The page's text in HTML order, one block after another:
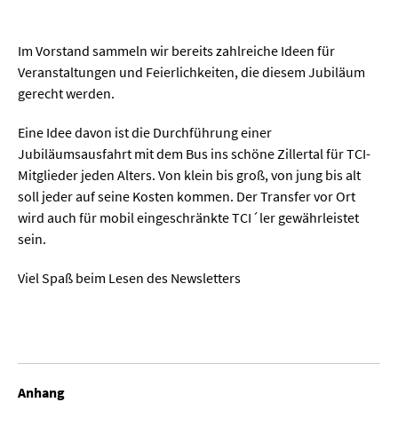
Im Vorstand sammeln wir bereits zahlreiche Ideen für
Veranstaltungen und Feierlichkeiten, die diesem Jubiläum
gerecht werden.
Eine Idee davon ist die Durchführung einer
Jubiläumsausfahrt mit dem Bus ins schöne Zillertal für TCI-
Mitglieder jeden Alters. Von klein bis groß, von jung bis alt
soll jeder auf seine Kosten kommen. Der Transfer vor Ort
wird auch für mobil eingeschränkte TCI´ler gewährleistet
sein.
Viel Spaß beim Lesen des Newsletters
Anhang